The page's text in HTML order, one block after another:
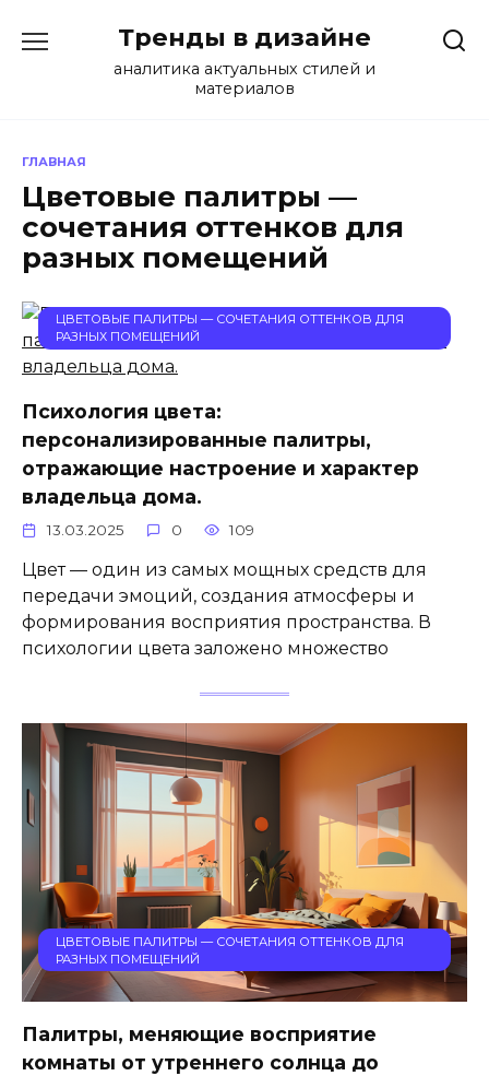
содержанию
Тренды в дизайне
аналитика актуальных стилей и
материалов
ГЛАВНАЯ
Цветовые палитры —
сочетания оттенков для
разных помещений
ЦВЕТОВЫЕ ПАЛИТРЫ — СОЧЕТАНИЯ ОТТЕНКОВ ДЛЯ
РАЗНЫХ ПОМЕЩЕНИЙ
Психология цвета:
персонализированные палитры,
отражающие настроение и характер
владельца дома.
13.03.2025 0 109
Цвет — один из самых мощных средств для
передачи эмоций, создания атмосферы и
формирования восприятия пространства. В
психологии цвета заложено множество
ЦВЕТОВЫЕ ПАЛИТРЫ — СОЧЕТАНИЯ ОТТЕНКОВ ДЛЯ
РАЗНЫХ ПОМЕЩЕНИЙ
Палитры, меняющие восприятие
комнаты от утреннего солнца до